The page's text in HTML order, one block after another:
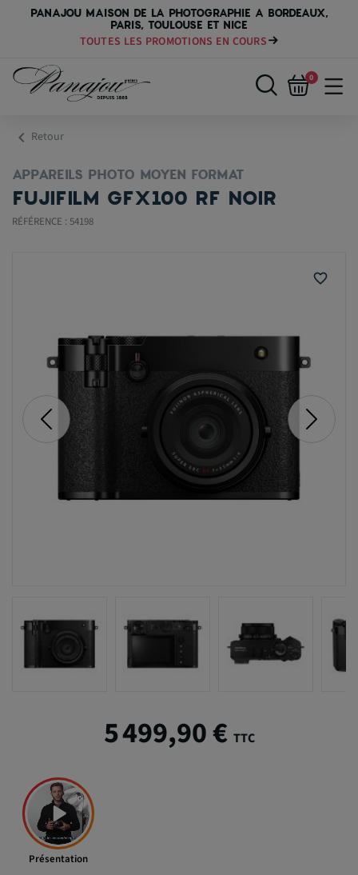
PANAJOU MAISON DE LA PHOTOGRAPHIE A BORDEAUX,
PARIS, TOULOUSE ET NICE
TOUTES LES PROMOTIONS EN COURS
0
chevron_left Retour
APPAREILS PHOTO MOYEN FORMAT
FUJIFILM GFX100 RF NOIR
RÉFÉRENCE : 54198
favorite_border
5 499,90 € TTC
Présentation